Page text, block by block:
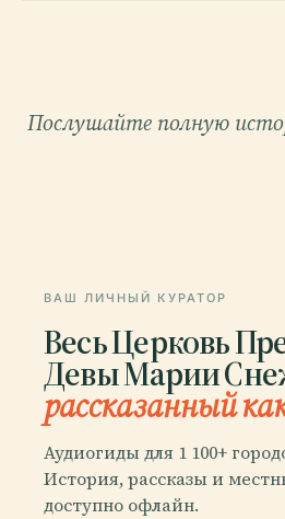
Послушайте полную
ВАШ ЛИЧНЫЙ КУРАТОР
Весь Церковь
Девы Марии
рассказанный
Аудиогиды для 1 100+
История, рассказы и
доступно офлайн.